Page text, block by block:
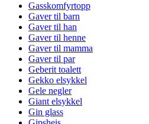
Gasskomfyrtopp
Gaver til barn
Gaver til han
Gaver til henne
Gaver til mamma
Gaver til par
Geberit toalett
Gekko elsykkel
Gele negler
Giant elsykkel
Gin glass